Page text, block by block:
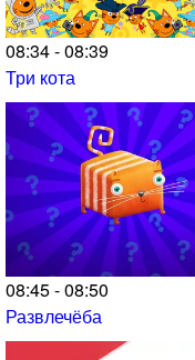
08:34 - 08:39
Три кота
08:45 - 08:50
Развлечёба